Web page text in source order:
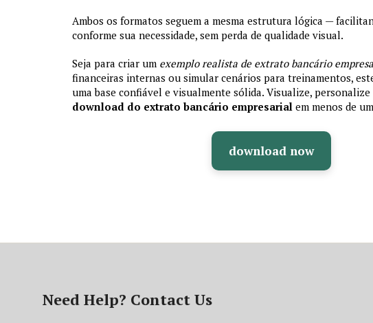
Ambos os formatos seguem a mesma estrutura lógica —
conforme sua necessidade, sem perda de qualidade visual.
Seja para criar um exemplo realista de extrato bancário
financeiras internas ou simular cenários para treinamentos,
uma base confiável e visualmente sólida. Visualize,
download do extrato bancário empresarial em menos de
download now
Need Help? Contact Us